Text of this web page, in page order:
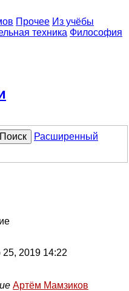
Прочее Из учёбы
техника Философия
Поиск
Расширенный
2019 14:22
Артём Мамзиков